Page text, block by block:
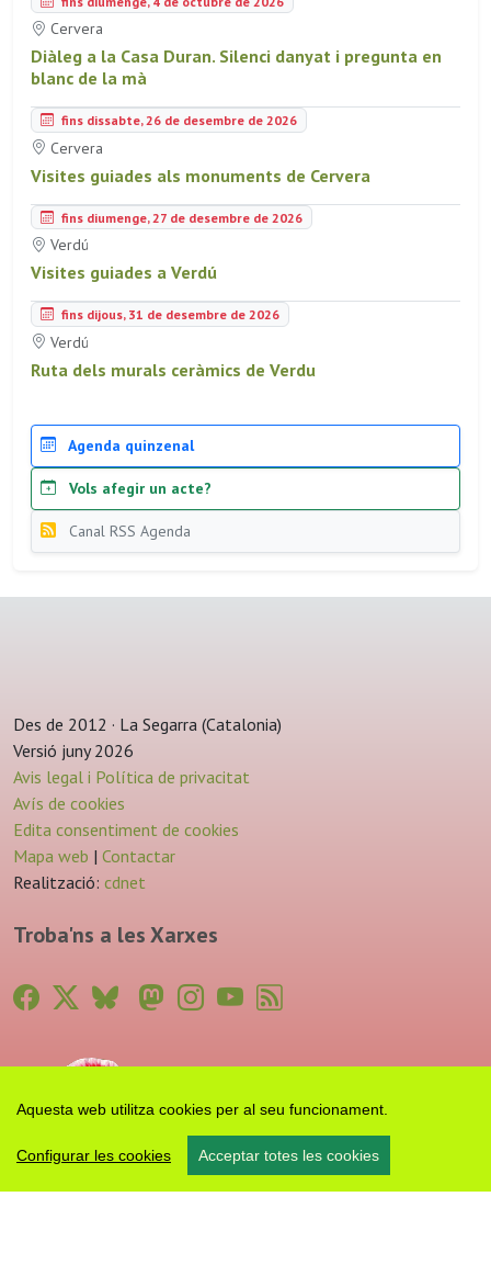
Aquesta web utilitza cookies per al seu funcionament.
Configurar les cookies Acceptar totes les cookies
Cervera
Diàleg a la Casa Duran. Silenci danyat i pregunta en
blanc de la mà
fins dissabte, 26 de desembre de 2026
Cervera
Visites guiades als monuments de Cervera
fins diumenge, 27 de desembre de 2026
Verdú
Visites guiades a Verdú
fins dijous, 31 de desembre de 2026
Verdú
Ruta dels murals ceràmics de Verdu
Agenda quinzenal
Vols afegir un acte?
Canal RSS Agenda
Des de 2012 · La Segarra (Catalonia)
Versió juny 2026
Avis legal i Política de privacitat
Avís de cookies
Edita consentiment de cookies
Mapa web | Contactar
Realització: cdnet
Troba'ns a les Xarxes